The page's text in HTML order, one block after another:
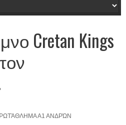
Cretan Kings
Α1 ΑΝΔΡΏΝ